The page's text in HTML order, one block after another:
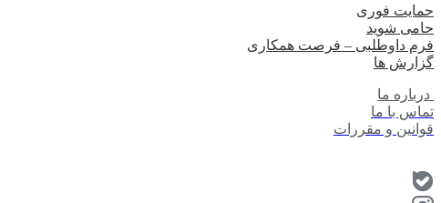
حمایت فوری
حامی شوید
فرم داوطلبی – فرصت همکاری
گزارش ها
درباره ما
تماس با ما
قوانین و مقررات